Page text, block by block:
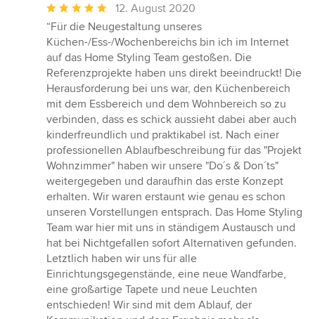
Durchschnittliche
Bewertung:
5
von
5
Sternen
12. August 2020
“Für die Neugestaltung unseres
Küchen-/Ess-/Wochenbereichs bin ich im Internet
auf das Home Styling Team gestoßen. Die
Referenzprojekte haben uns direkt beeindruckt! Die
Herausforderung bei uns war, den Küchenbereich
mit dem Essbereich und dem Wohnbereich so zu
verbinden, dass es schick aussieht dabei aber auch
kinderfreundlich und praktikabel ist. Nach einer
professionellen Ablaufbeschreibung für das "Projekt
Wohnzimmer" haben wir unsere "Do´s & Don´ts"
weitergegeben und daraufhin das erste Konzept
erhalten. Wir waren erstaunt wie genau es schon
unseren Vorstellungen entsprach. Das Home Styling
Team war hier mit uns in ständigem Austausch und
hat bei Nichtgefallen sofort Alternativen gefunden.
Letztlich haben wir uns für alle
Einrichtungsgegenstände, eine neue Wandfarbe,
eine großartige Tapete und neue Leuchten
entschieden! Wir sind mit dem Ablauf, der